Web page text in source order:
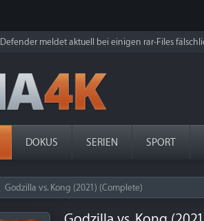
meldet aktuell bei einigen rar-Files
DOKUS SERIEN SPORT
Godzilla vs. Kong (2021) (Complete)